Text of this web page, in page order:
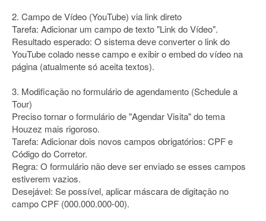
2. Campo de Vídeo (YouTube) via link direto
Tarefa: Adicionar um campo de texto "Link do Vídeo".
Resultado esperado: O sistema deve converter o link do
YouTube colado nesse campo e exibir o embed do vídeo na
página (atualmente só aceita textos).
3. Modificação no formulário de agendamento (Schedule a
Tour)
Preciso tornar o formulário de "Agendar Visita" do tema
Houzez mais rigoroso.
Tarefa: Adicionar dois novos campos obrigatórios: CPF e
Código do Corretor.
Regra: O formulário não deve ser enviado se esses campos
estiverem vazios.
Desejável: Se possível, aplicar máscara de digitação no
campo CPF (000.000.000-00).